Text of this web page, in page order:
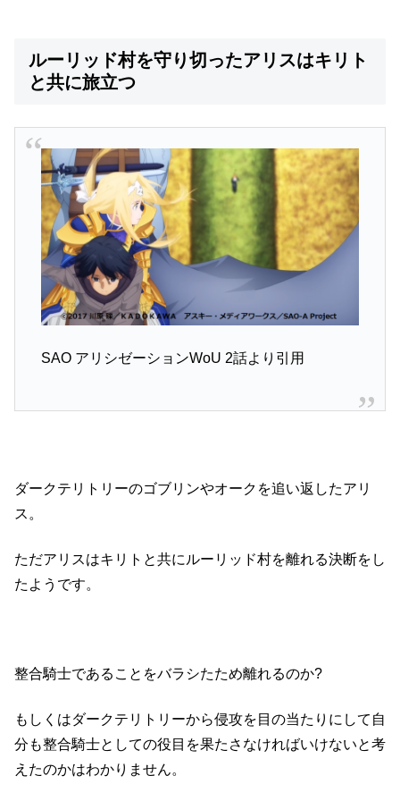
ルーリッド村を守り切ったアリスはキリト
と共に旅立つ
SAO アリシゼーションWoU 2話より引用
ダークテリトリーのゴブリンやオークを追い返したアリ
ス。
ただアリスはキリトと共にルーリッド村を離れる決断をし
たようです。
整合騎士であることをバラシたため離れるのか?
もしくはダークテリトリーから侵攻を目の当たりにして自
分も整合騎士としての役目を果たさなければいけないと考
えたのかはわかりません。